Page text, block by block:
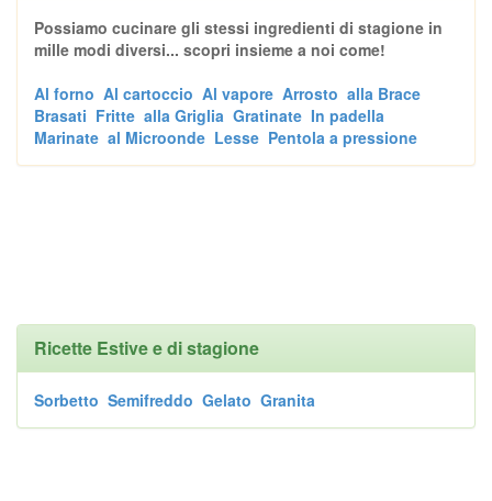
Possiamo cucinare gli stessi ingredienti di stagione in
mille modi diversi... scopri insieme a noi come!
Al forno Al cartoccio Al vapore Arrosto alla Brace
Brasati Fritte alla Griglia Gratinate In padella
Marinate al Microonde Lesse Pentola a pressione
Ricette Estive e di stagione
Sorbetto Semifreddo Gelato Granita